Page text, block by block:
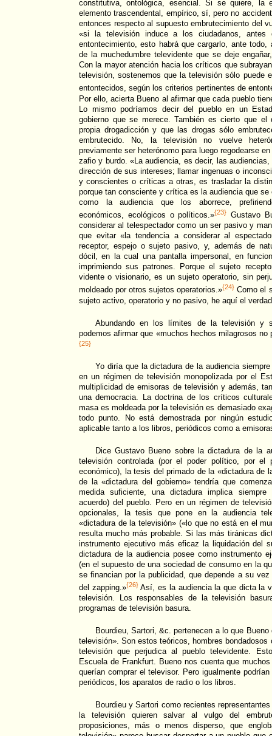
constitutiva, ontológica, esencial. Si se quiere, la
elemento trascendental, empírico, sí, pero no
entonces respecto al supuesto embrutecimiento del
«si la televisión induce a los ciudadanos,
entontecimiento, esto habrá que cargarlo, ante
de la muchedumbre televidente que se deje
Con la mayor atención hacia los críticos que
televisión, sostenemos que la televisión sólo puede
entontecidos, según los criterios pertinentes de
Por ello, acierta Bueno al afirmar que cada pueblo
Lo mismo podríamos decir del pueblo en un
gobierno que se merece. También es cierto que
propia drogadicción y que las drogas sólo
embrutecido. No, la televisión no vuelve
previamente ser heterónomo para luego regodearse
zafio y burdo. «La audiencia, es decir, las
dirección de sus intereses; llamar ingenuas o
y conscientes o críticas a otras, es trasladar la
porque tan consciente y crítica es la audiencia que
como la audiencia que los aborrece,
económicos, ecológicos o políticos.»{23} Gustavo
considerar al telespectador como un ser pasivo y
que evitar «la tendencia a considerar al
receptor, espejo o sujeto pasivo, y, además de
dócil, en la cual una pantalla impersonal, en
imprimiendo sus patrones. Porque el sujeto
vidente o visionario, es un sujeto operatorio, sin
moldeado por otros sujetos operatorios.»{24} Como el
sujeto activo, operatorio y no pasivo, he aquí el
Abundando en los límites de la televisión y
podemos afirmar que «muchos hechos milagrosos no
{25}
Yo diría que la dictadura de la audiencia
en un régimen de televisión monopolizada por el
multiplicidad de emisoras de televisión y además,
una democracia. La doctrina de los críticos
masa es moldeada por la televisión es demasiado
todo punto. No está demostrada por ningún
aplicable tanto a los libros, periódicos como a
Dice Gustavo Bueno sobre la dictadura de la
televisión controlada (por el poder político, por el
económico), la tesis del primado de la «dictadura de
de la «dictadura del gobierno» tendría que
medida suficiente, una dictadura implica
acuerdo) del pueblo. Pero en un régimen de
opcionales, la tesis que pone en la audiencia
«dictadura de la televisión» («lo que no está en el
resulta mucho más probable. Si las más tiránicas
instrumento ejecutivo más eficaz la liquidación del
dictadura de la audiencia posee como instrumento
(en el supuesto de una sociedad de consumo en la
se financian por la publicidad, que depende a su
del zapping.»{26}Así, es la audiencia la que dicta la
televisión. Los responsables de la televisión
programas de televisión basura.
Bourdieu, Sartori, &c. pertenecen a lo que
televisión». Son estos teóricos, hombres
televisión que perjudica al pueblo televidente.
Escuela de Frankfurt. Bueno nos cuenta que
querían comprar el televisor. Pero igualmente
periódicos, los aparatos de radio o los libros.
Bourdieu y Sartori como recientes
la televisión quieren salvar al vulgo del
proposiciones, más o menos disperso, que